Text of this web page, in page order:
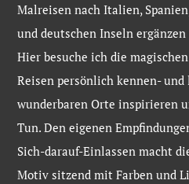
Malreisen nach Italien,
und deutschen Inseln
Hier besuche ich die
Reisen persönlich kennen-
wunderbaren Orte inspirieren
Tun. Den eigenen
Sich-darauf-Einlassen macht
Motiv sitzend mit Farben und